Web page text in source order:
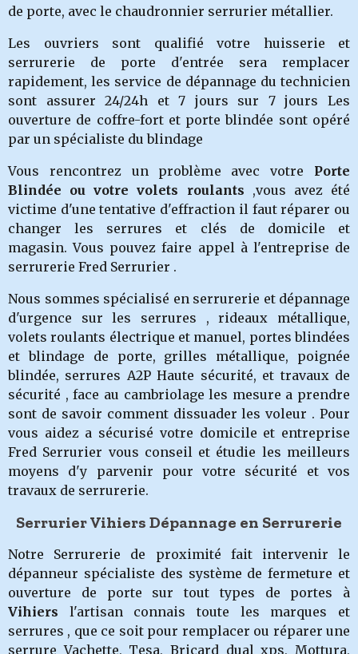
de porte, avec le chaudronnier serrurier métallier.
Les ouvriers sont qualifié votre huisserie et
serrurerie de porte d'entrée sera remplacer
rapidement, les service de dépannage du technicien
sont assurer 24/24h et 7 jours sur 7 jours Les
ouverture de coffre-fort et porte blindée sont opéré
par un spécialiste du blindage
Vous rencontrez un problème avec votre Porte
Blindée ou votre volets roulants ,vous avez été
victime d'une tentative d'effraction il faut réparer ou
changer les serrures et clés de domicile et
magasin.Vous pouvez faire appel à l'entreprise de
serrurerie Fred Serrurier .
Nous sommes spécialisé en serrurerie et dépannage
d'urgence sur les serrures , rideaux métallique,
volets roulants électrique et manuel, portes blindées
et blindage de porte, grilles métallique, poignée
blindée, serrures A2P Haute sécurité, et travaux de
sécurité , face au cambriolage les mesure a prendre
sont de savoir comment dissuader les voleur . Pour
vous aidez a sécurisé votre domicile et entreprise
Fred Serrurier vous conseil et étudie les meilleurs
moyens d'y parvenir pour votre sécurité et vos
travaux de serrurerie.
Serrurier Vihiers Dépannage en Serrurerie
Notre Serrurerie de proximité fait intervenir le
dépanneur spécialiste des système de fermeture et
ouverture de porte sur tout types de portes à
Vihiers
l'artisan connais toute les marques et
serrures , que ce soit pour remplacer ou réparer une
serrure Vachette, Tesa, Bricard dual xps, Mottura,